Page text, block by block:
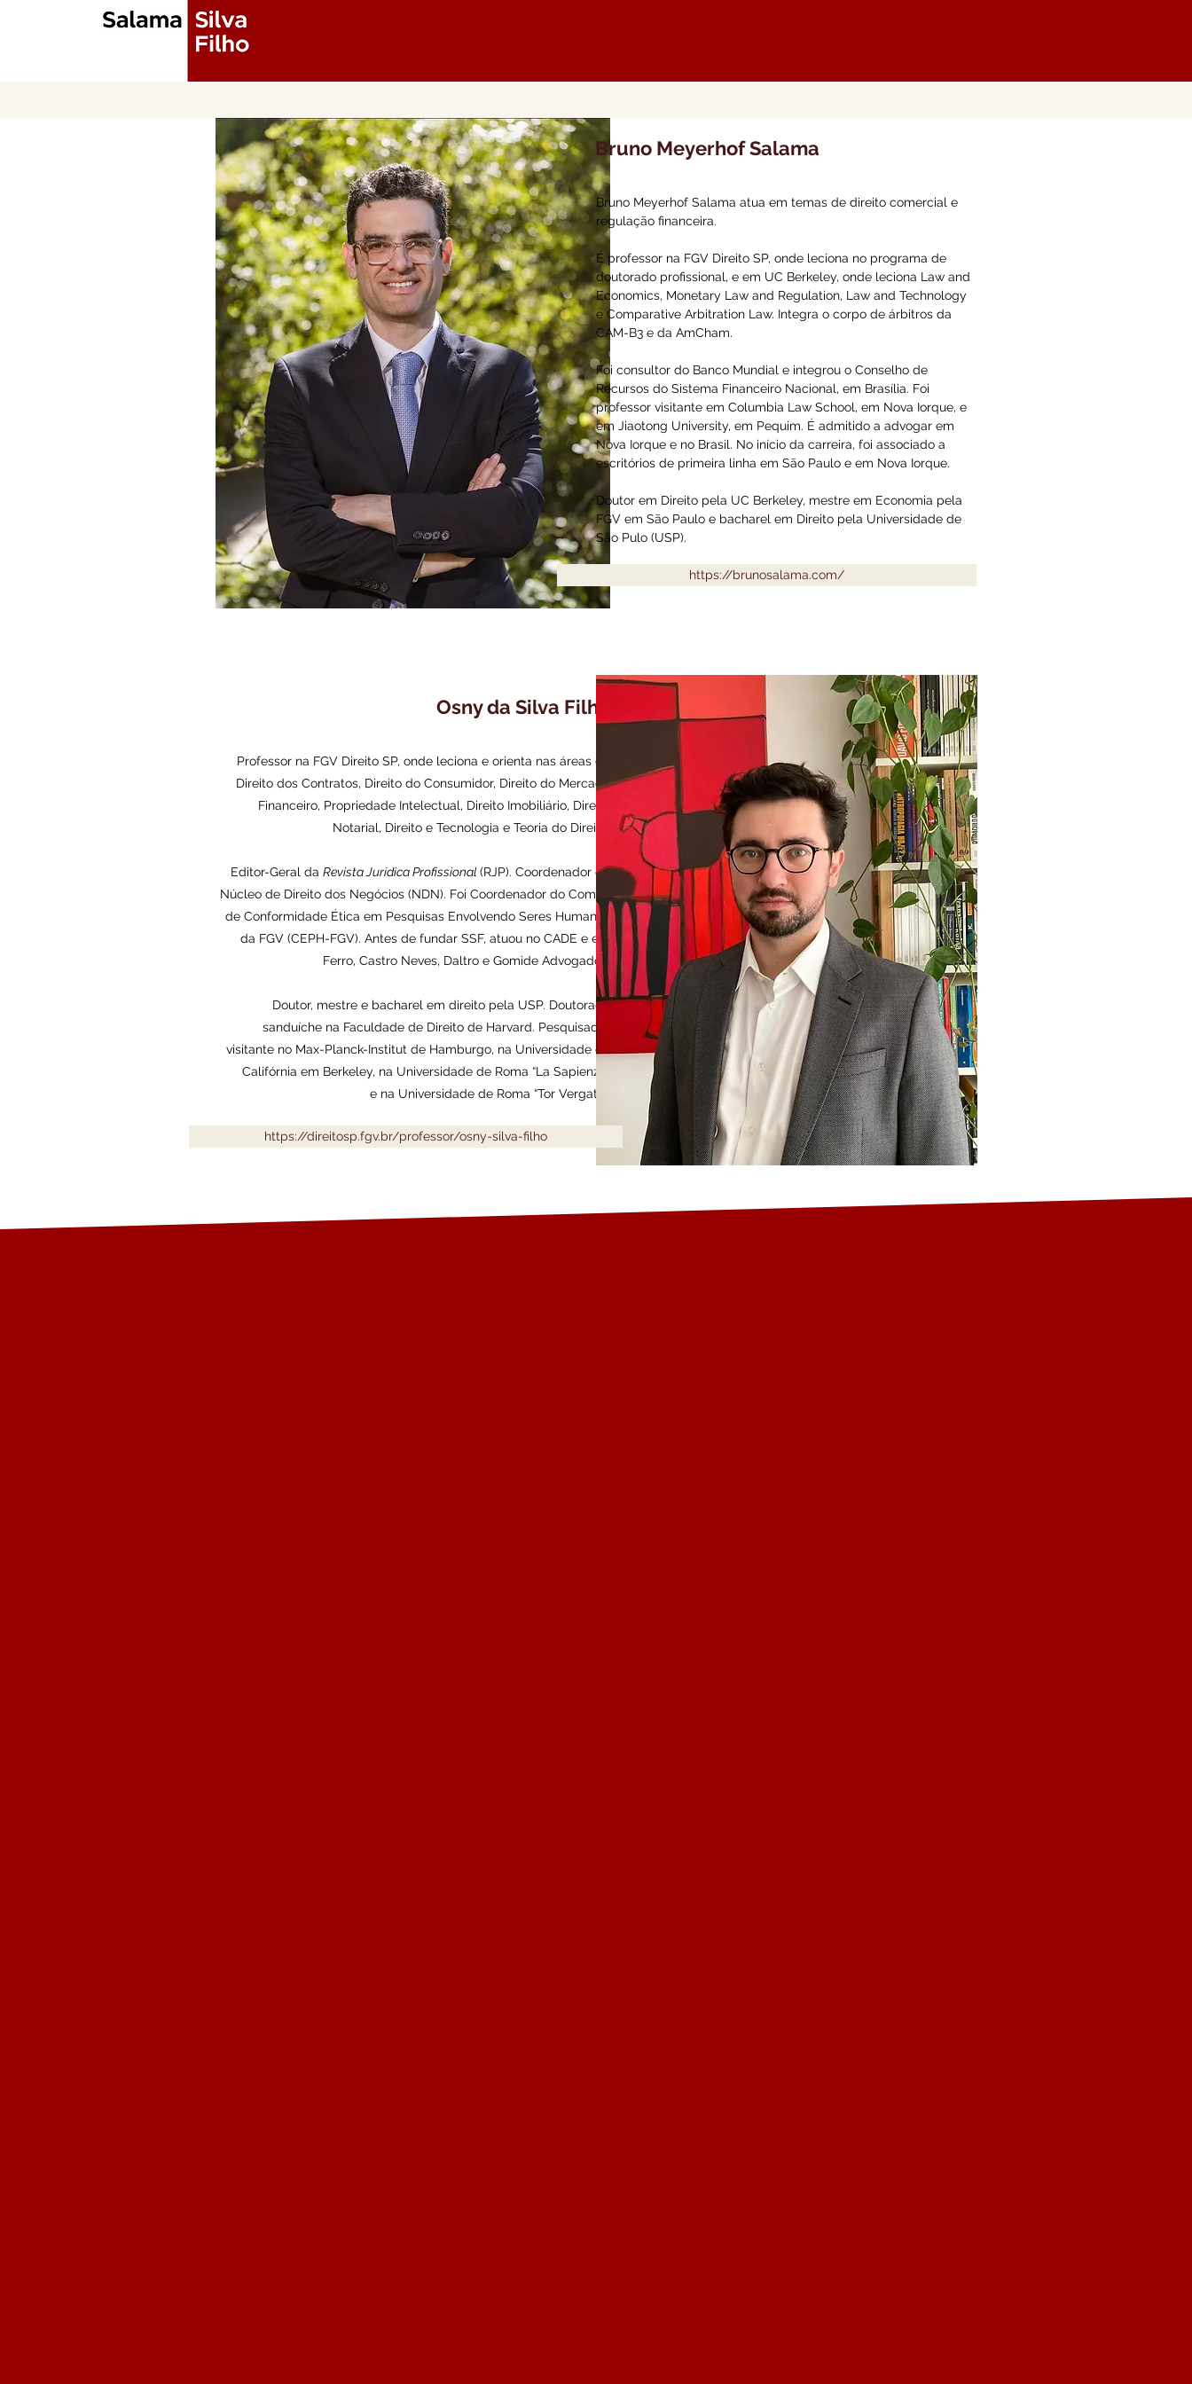
Bruno Meyerhof Salama
Bruno Meyerhof Salama atua em temas de direito comercial e
regulação financeira.
É professor na FGV Direito SP, onde leciona no programa de
doutorado profissional, e em UC Berkeley, onde leciona Law and
Economics, Monetary Law and Regulation, Law and Technology
e Comparative Arbitration Law. Integra o corpo de árbitros da
CAM-B3 e da AmCham.
Foi consultor do Banco Mundial e integrou o Conselho de
Recursos do Sistema Financeiro Nacional, em Brasília. Foi
professor visitante em Columbia Law School, em Nova Iorque, e
em Jiaotong University, em Pequim. É admitido a advogar em
Nova Iorque e no Brasil. No início da carreira, foi associado a
escritórios de primeira linha em São Paulo e em Nova Iorque.
Doutor em Direito pela UC Berkeley, mestre em Economia pela
FGV em São Paulo e bacharel em Direito pela Universidade de
São Pulo (USP).
https://brunosalama.com/
Osny da Silva Filho
Professor na FGV Direito SP, onde leciona e orienta nas áreas de
Direito dos Contratos, Direito do Consumidor, Direito do Mercado
Financeiro, Propriedade Intelectual, Direito Imobiliário, Direito
Notarial, Direito e Tecnologia e Teoria do Direito.
Editor-Geral da Revista Jurídica Profissional(RJP). Coordenador do
Núcleo de Direito dos Negócios (NDN). Foi Coordenador do Comitê
de Conformidade Ética em Pesquisas Envolvendo Seres Humanos
da FGV (CEPH-FGV). Antes de fundar SSF, atuou no CADE e em
Ferro, Castro Neves, Daltro e Gomide Advogados.
Doutor, mestre e bacharel em direito pela USP. Doutorado
sanduíche na Faculdade de Direito de Harvard. Pesquisador
visitante no Max-Planck-Institut de Hamburgo, na Universidade da
Califórnia em Berkeley, na Universidade de Roma “La Sapienza”
e na Universidade de Roma “Tor Vergata”.
https://direitosp.fgv.br/professor/osny-silva-filho